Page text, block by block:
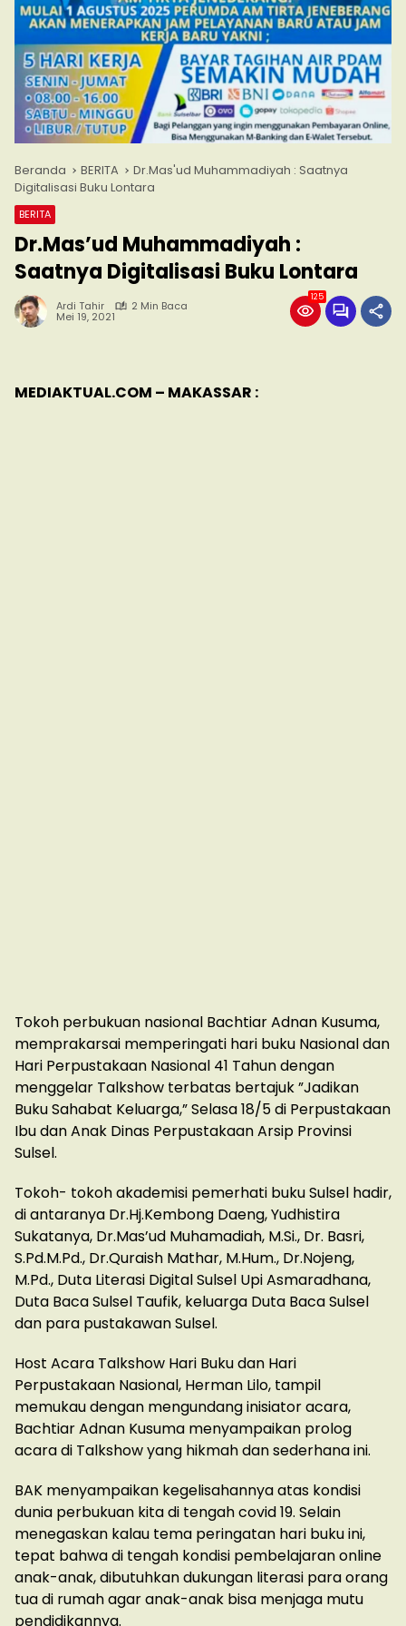
Beranda BERITA
Dr.Mas'ud Muhammadiyah : Saatnya
Digitalisasi Buku Lontara
BERITA
Dr.Mas’ud Muhammadiyah :
Saatnya Digitalisasi Buku Lontara
Ardi Tahir 2 Min Baca
Mei 19, 2021
125
MEDIAKTUAL.COM – MAKASSAR :
Tokoh perbukuan nasional Bachtiar Adnan Kusuma,
memprakarsai memperingati hari buku Nasional dan
Hari Perpustakaan Nasional 41 Tahun dengan
menggelar Talkshow terbatas bertajuk ”Jadikan
Buku Sahabat Keluarga,” Selasa 18/5 di Perpustakaan
Ibu dan Anak Dinas Perpustakaan Arsip Provinsi
Sulsel.
Tokoh- tokoh akademisi pemerhati buku Sulsel hadir,
di antaranya Dr.Hj.Kembong Daeng, Yudhistira
Sukatanya, Dr.Mas’ud Muhamadiah, M.Si., Dr. Basri,
S.Pd.M.Pd., Dr.Quraish Mathar, M.Hum., Dr.Nojeng,
M.Pd., Duta Literasi Digital Sulsel Upi Asmaradhana,
Duta Baca Sulsel Taufik, keluarga Duta Baca Sulsel
dan para pustakawan Sulsel.
Host Acara Talkshow Hari Buku dan Hari
Perpustakaan Nasional, Herman Lilo, tampil
memukau dengan mengundang inisiator acara,
Bachtiar Adnan Kusuma menyampaikan prolog
acara di Talkshow yang hikmah dan sederhana ini.
BAK menyampaikan kegelisahannya atas kondisi
dunia perbukuan kita di tengah covid 19. Selain
menegaskan kalau tema peringatan hari buku ini,
tepat bahwa di tengah kondisi pembelajaran online
anak-anak, dibutuhkan dukungan literasi para orang
tua di rumah agar anak-anak bisa menjaga mutu
pendidikannya.